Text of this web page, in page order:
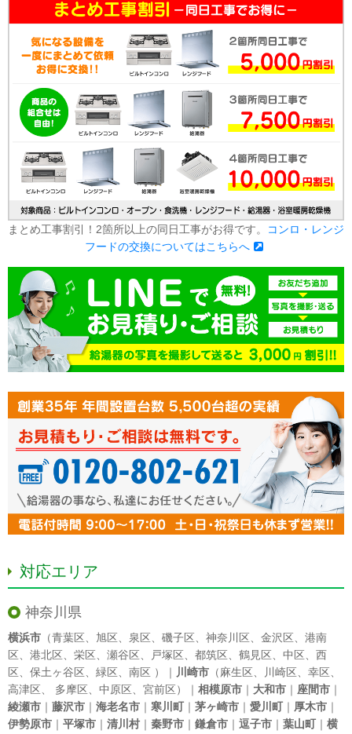
まとめ工事割引！2箇所以上の同日工事がお得です。
コンロ・レンジ
フードの交換についてはこちらへ
対応エリア
神奈川県
横浜市 （青葉区 旭区 泉区 磯子区 神奈川区 金沢区
港南
区
港北区 栄区 瀬谷区 戸塚区 都筑区 鶴見区 中区
西
区
保土ヶ谷区 緑区 南区 ）｜ 川崎市 （麻生区 川崎区 幸区
高津区
多摩区 中原区 宮前区）｜ 相模原市 ｜ 大和市 ｜ 座間市 ｜
綾瀬市 ｜ 藤沢市 ｜ 海老名市 ｜ 寒川町｜ 茅ヶ崎市 ｜ 愛川町｜ 厚木市 ｜
伊勢原市 ｜ 平塚市 ｜ 清川村｜ 秦野市 ｜ 鎌倉市 ｜ 逗子市 ｜ 葉山町｜ 横